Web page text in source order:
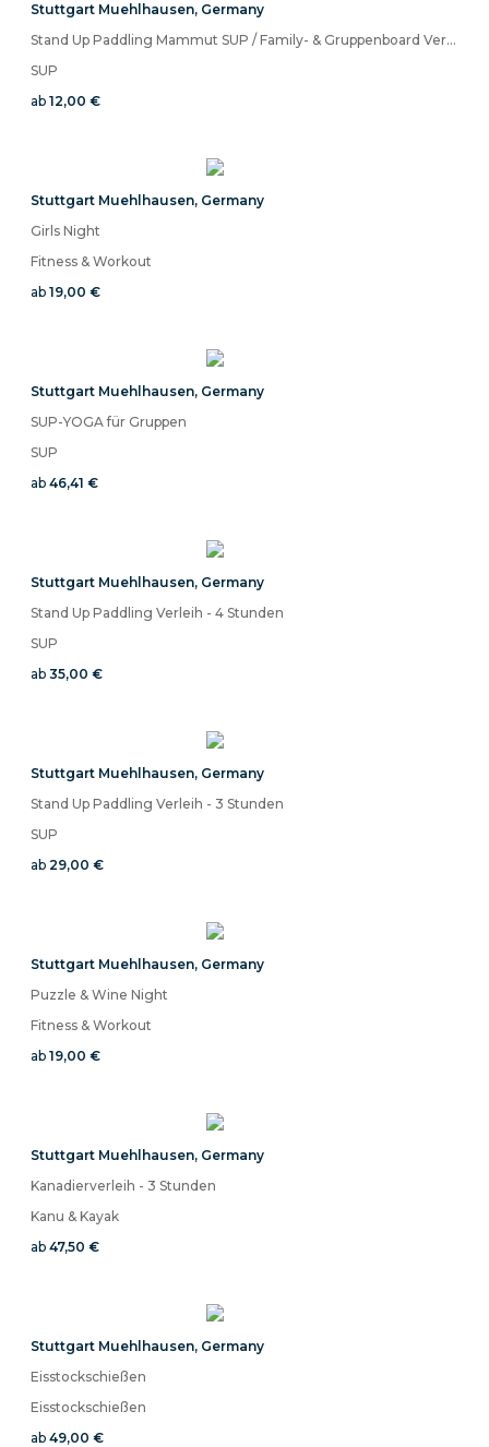
Stuttgart Muehlhausen, Germany
Stand Up Paddling Mammut SUP / Family- & Gruppenboard Verleih
SUP
ab 12,00 €
Stuttgart Muehlhausen, Germany
Girls Night
Fitness & Workout
ab 19,00 €
Stuttgart Muehlhausen, Germany
SUP-YOGA für Gruppen
SUP
ab 46,41 €
Stuttgart Muehlhausen, Germany
Stand Up Paddling Verleih - 4 Stunden
SUP
ab 35,00 €
Stuttgart Muehlhausen, Germany
Stand Up Paddling Verleih - 3 Stunden
SUP
ab 29,00 €
Stuttgart Muehlhausen, Germany
Puzzle & Wine Night
Fitness & Workout
ab 19,00 €
Stuttgart Muehlhausen, Germany
Kanadierverleih - 3 Stunden
Kanu & Kayak
ab 47,50 €
Stuttgart Muehlhausen, Germany
Eisstockschießen
Eisstockschießen
ab 49,00 €